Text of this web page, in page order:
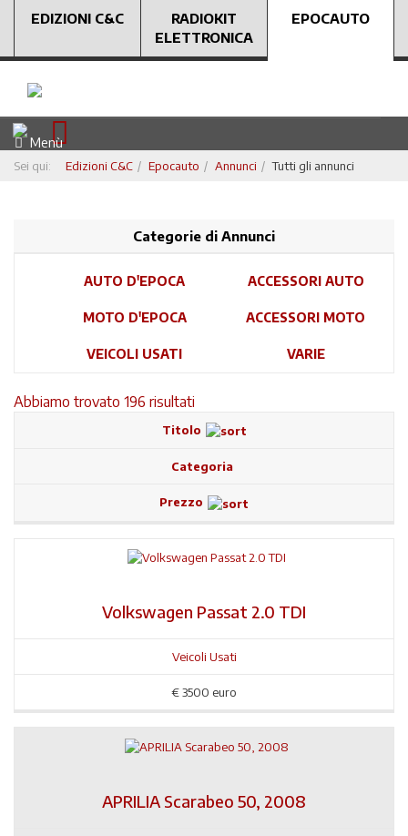
EDIZIONI C&C
RADIOKIT
ELETTRONICA
EPOCAUTO
Menù
Sei qui: Edizioni C&C Epocauto Annunci Tutti gli annunci
Categorie di Annunci
AUTO D'EPOCA ACCESSORI AUTO
MOTO D'EPOCA ACCESSORI MOTO
VEICOLI USATI VARIE
Abbiamo trovato 196 risultati
Titolo
Categoria
Prezzo
Volkswagen Passat 2.0 TDI
Veicoli Usati
€3500 euro
APRILIA Scarabeo 50, 2008